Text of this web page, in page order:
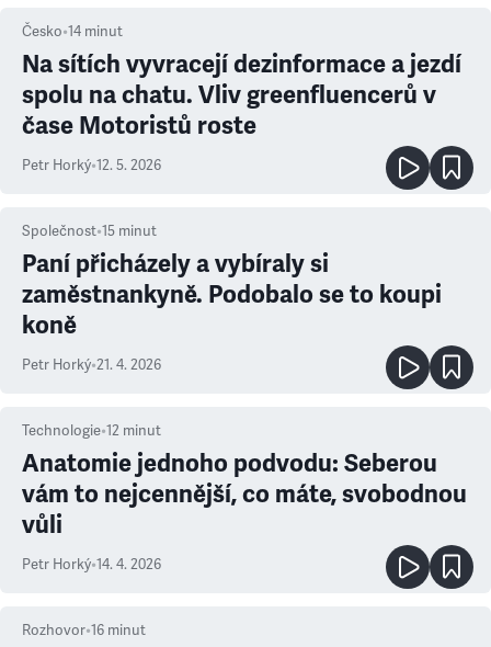
Česko•14 minut
Na sítích vyvracejí dezinformace a jezdí
spolu na chatu. Vliv greenfluencerů v
čase Motoristů roste
Petr Horký•12. 5. 2026
Společnost•15 minut
Paní přicházely a vybíraly si
zaměstnankyně. Podobalo se to koupi
koně
Petr Horký•21. 4. 2026
Technologie•12 minut
Anatomie jednoho podvodu: Seberou
vám to nejcennější, co máte, svobodnou
vůli
Petr Horký•14. 4. 2026
Rozhovor•16 minut